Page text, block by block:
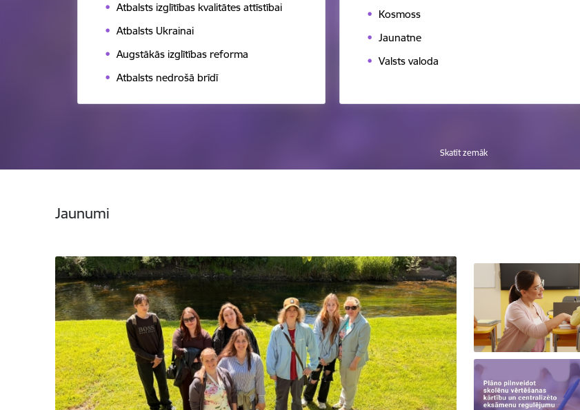
Atbalsts izglītības kvalitātes attīstībai
Atbalsts Ukrainai
Augstākās izglītības reforma
Atbalsts nedrošā brīdī
Kosmoss
Jaunatne
Valsts valoda
Skatīt zemāk
Jaunumi